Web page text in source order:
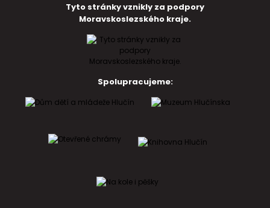
Tyto stránky vznikly za podpory
Moravskoslezského kraje.
Spolupracujeme: